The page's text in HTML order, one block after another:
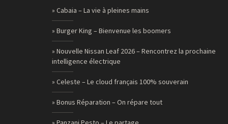
» Cabaia – La vie à pleines mains
» Burger King – Bienvenue les boomers
» Nouvelle Nissan Leaf 2026 – Rencontrez la prochaine
intelligence électrique
» Celeste – Le cloud français 100% souverain
» Bonus Réparation – On répare tout